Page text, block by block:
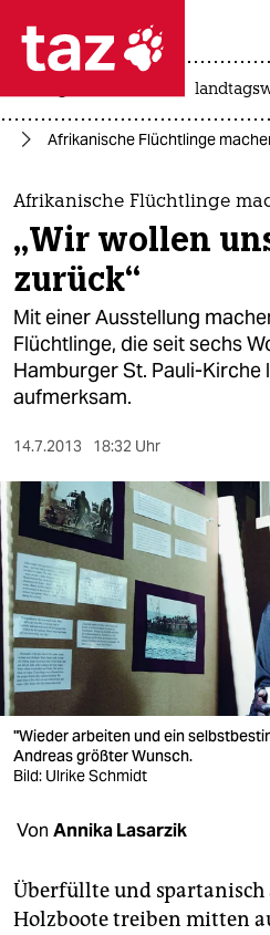
 taz zahl
taz zahl ich
themen
politik
öko
gesellschaft
kultur
sport
berlin
nord
wahrheit
verlag
verlag
veranstaltungen
shop
fragen & hilfe
abo
Afrikanische Flüchtlinge
Afrikanische Flüchtlinge
„Wir wollen
zurück“
Mit einer Ausstellung
Flüchtlinge, die seit sechs
Hamburger St. Pauli-Kirche
aufmerksam.
14.7.2013 18:32 Uhr
"Wieder arbeiten und ein
Andreas größter Wunsch.
Bild: Ulrike Schmidt
Von Annika Lasarzik
Überfüllte und spartanisch
Holzboote treiben mitten